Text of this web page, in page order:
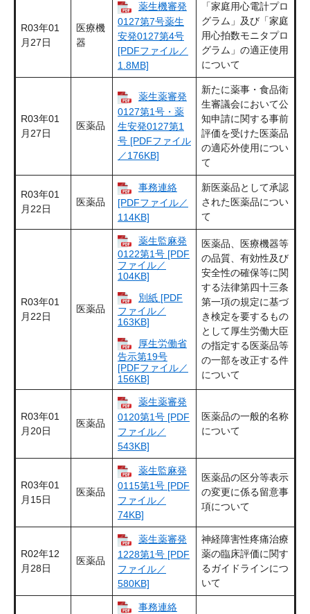
R03年01
月27日
医療機
器
薬生機審発
0127第7号薬生
安発0127第4号
[PDFファイル／
1.8MB]
「家庭用心電計プロ
グラム」及び「家庭
用心拍数モニタプロ
グラム」の適正使用
について
R03年01
月27日
医薬品
薬生薬審発
0127第1号・薬
生安発0127第1
号 [PDFファイル
／176KB]
新たに薬事・食品衛
生審議会において公
知申請に関する事前
評価を受けた医薬品
の適応外使用につい
て
R03年01
月22日
医薬品
事務連絡
[PDFファイル／
114KB]
新医薬品として承認
された医薬品につい
て
R03年01
月22日
医薬品
薬生監麻発
0122第1号 [PDF
ファイル／
104KB]
別紙 [PDF
ファイル／
163KB]
厚生労働省
告示第19号
[PDFファイル／
156KB]
医薬品、医療機器等
の品質、有効性及び
安全性の確保等に関
する法律第四十三条
第一項の規定に基づ
き検定を要するもの
として厚生労働大臣
の指定する医薬品等
の一部を改正する件
について
R03年01
月20日
医薬品
薬生薬審発
0120第1号 [PDF
ファイル／
543KB]
医薬品の一般的名称
について
R03年01
月15日
医薬品
薬生監麻発
0115第1号 [PDF
ファイル／
74KB]
医薬品の区分等表示
の変更に係る留意事
項について
R02年12
月28日
医薬品
薬生薬審発
1228第1号 [PDF
ファイル／
580KB]
神経障害性疼痛治療
薬の臨床評価に関す
るガイドラインにつ
いて
事務連絡